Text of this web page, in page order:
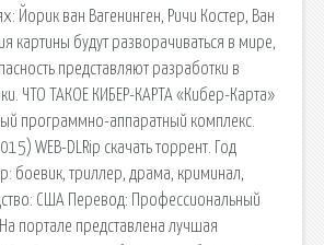
Йорик ван Вагенинген, Ричи Костер, Ван
картины будут разворачиваться в мире,
представляют разработки в
ЧТО ТАКОЕ КИБЕР-КАРТА «Кибер-Карта»
программно-аппаратный комплекс.
WEB-DLRip скачать торрент. Год
боевик, триллер, драма, криминал,
США Перевод: Профессиональный
портале представлена лучшая